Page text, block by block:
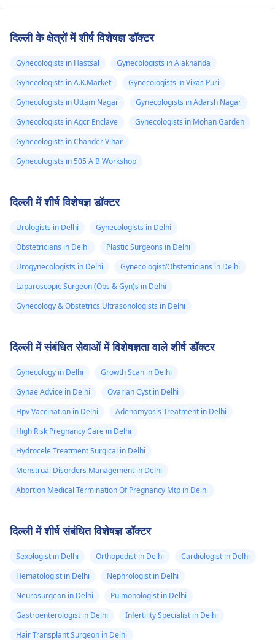
दिल्ली के क्षेत्रों में शीर्ष विशेषज्ञ डॉक्टर
Gynecologists in Hastsal
Gynecologists in Alaknanda
Gynecologists in A.K.Market
Gynecologists in Vikas Puri
Gynecologists in Uttam Nagar
Gynecologists in Adarsh Nagar
Gynecologists in Agcr Enclave
Gynecologists in Mohan Garden
Gynecologists in Chander Vihar
Gynecologists in 505 A B Workshop
दिल्ली में शीर्ष विशेषज्ञ डॉक्टर
Urologists in Delhi
Gynecologists in Delhi
Obstetricians in Delhi
Plastic Surgeons in Delhi
Urogynecologists in Delhi
Gynecologist/Obstetricians in Delhi
Laparoscopic Surgeon (Obs & Gyn)s in Delhi
Gynecology & Obstetrics Ultrasonologists in Delhi
दिल्ली में संबंधित सेवाओं में विशेषज्ञता वाले शीर्ष डॉक्टर
Gynecology in Delhi
Growth Scan in Delhi
Gynae Advice in Delhi
Ovarian Cyst in Delhi
Hpv Vaccination in Delhi
Adenomyosis Treatment in Delhi
High Risk Pregnancy Care in Delhi
Hydrocele Treatment Surgical in Delhi
Menstrual Disorders Management in Delhi
Abortion Medical Termination Of Pregnancy Mtp in Delhi
दिल्ली में शीर्ष संबंधित विशेषज्ञ डॉक्टर
Sexologist in Delhi Orthopedist in Delhi
Cardiologist in Delhi
Hematologist in Delhi
Nephrologist in Delhi
Neurosurgeon in Delhi
Pulmonologist in Delhi
Gastroenterologist in Delhi
Infertility Specialist in Delhi
Hair Transplant Surgeon in Delhi